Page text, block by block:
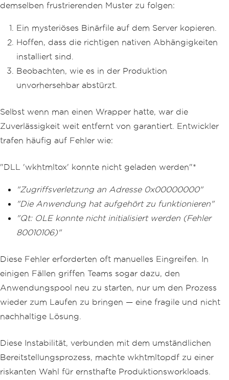
demselben frustrierenden Muster zu folgen:
Ein mysteriöses Binärfile auf dem Server kopieren.
Hoffen, dass die richtigen nativen Abhängigkeiten
installiert sind.
Beobachten, wie es in der Produktion
unvorhersehbar abstürzt.
Selbst wenn man einen Wrapper hatte, war die
Zuverlässigkeit weit entfernt von garantiert. Entwickler
trafen häufig auf Fehler wie:
"DLL 'wkhtmltox' konnte nicht geladen werden"*
"Zugriffsverletzung an Adresse 0x00000000"
"Die Anwendung hat aufgehört zu funktionieren"
"Qt: OLE konnte nicht initialisiert werden (Fehler
80010106)"
Diese Fehler erforderten oft manuelles Eingreifen. In
einigen Fällen griffen Teams sogar dazu, den
Anwendungspool neu zu starten, nur um den Prozess
wieder zum Laufen zu bringen — eine fragile und nicht
nachhaltige Lösung.
Diese Instabilität, verbunden mit dem umständlichen
Bereitstellungsprozess, machte wkhtmltopdf zu einer
riskanten Wahl für ernsthafte Produktionsworkloads.